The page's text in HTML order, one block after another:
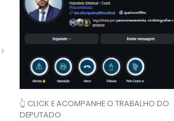
👆 CLICK E ACOMPANHE O TRABALHO DO
DEPUTADO